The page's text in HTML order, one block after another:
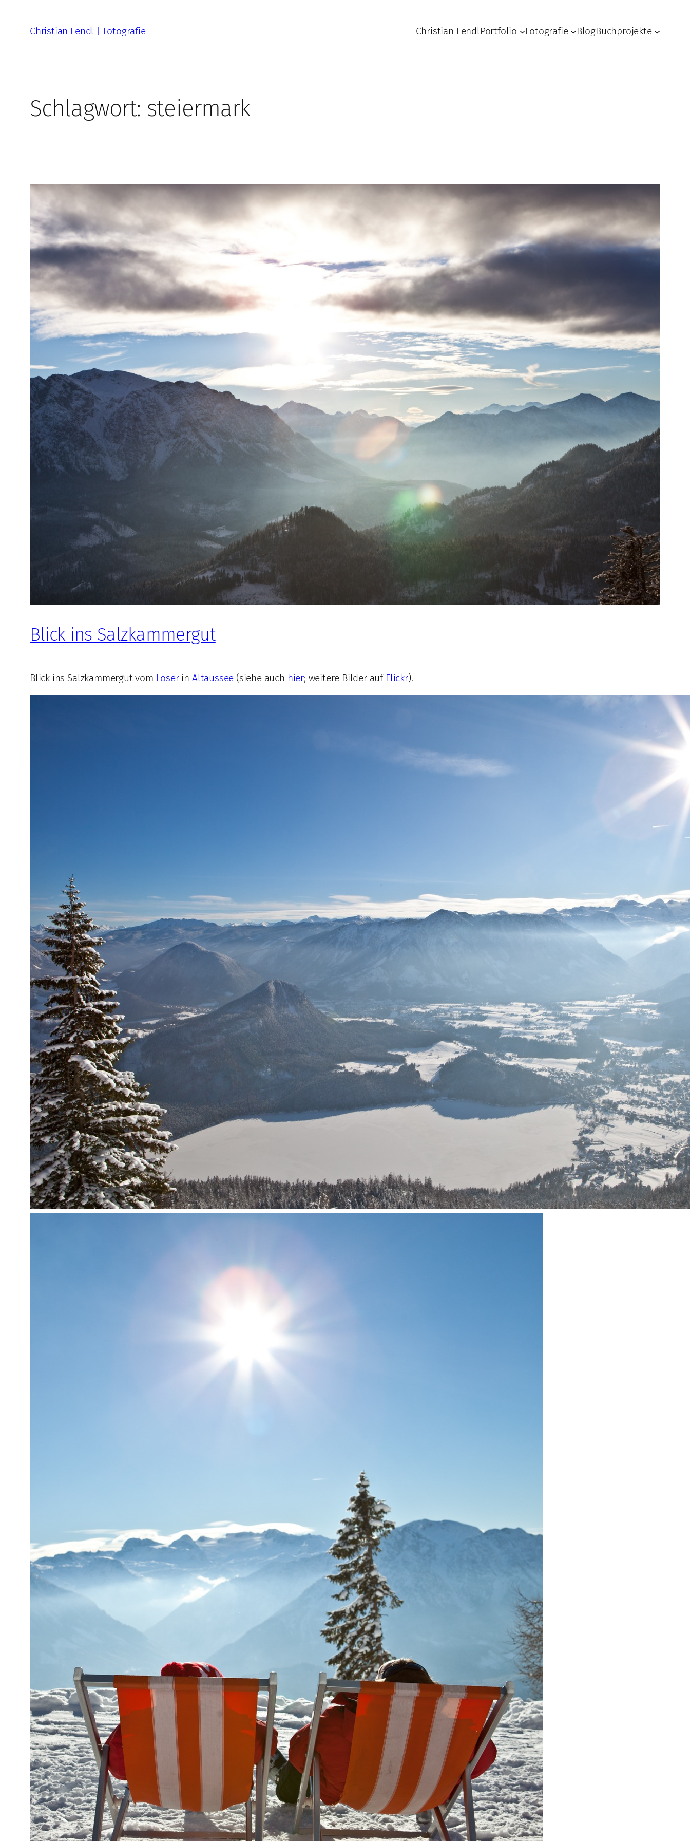
springen
Christian Lendl | Fotografie Christian LendlPortfolio Fotografie BlogBuchprojekte
Schlagwort: steiermark
Blick ins Salzkammergut
Blick ins Salzkammergut vom Loserin Altaussee (siehe auch hier; weitere Bilder auf Flickr).